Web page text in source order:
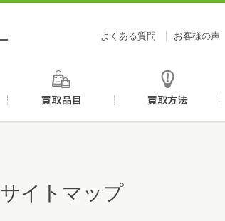
価値あるものを、価値ある価格
よくある質問 お客様の声
初めての方へ 買取品目
サイトマップ
パソコン、スマホでお手軽カンタン無料査